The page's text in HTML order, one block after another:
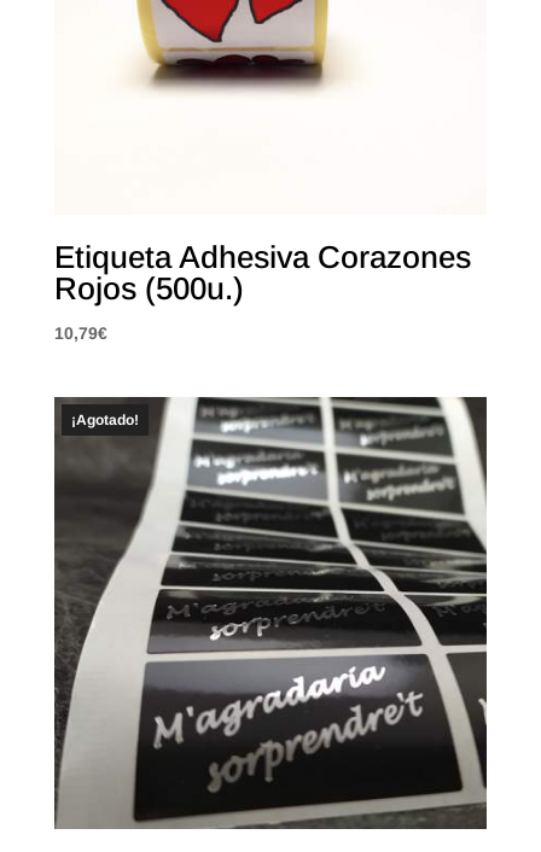
Etiqueta Adhesiva Corazones
Rojos (500u.)
10,79€
¡Agotado!